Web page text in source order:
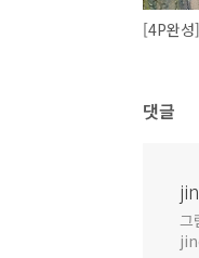
[4P완성
댓글
그